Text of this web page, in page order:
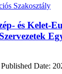
Szakosztály
és Kelet-
Published Date: